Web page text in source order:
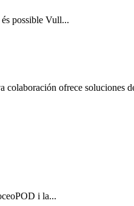
possible Vull...
ofrece soluciones
i la...